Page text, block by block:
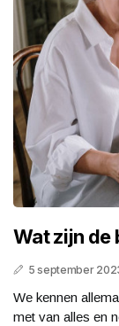
Wat zijn de
5 september
We kennen
met van alles en